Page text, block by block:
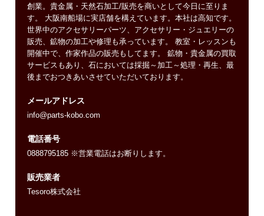
創業。貴金属・天然石加工/販売を商いとして今日に至りま
す。 大阪南船場に実店舗を構えています。本社は高知です。
世界中のアクセサリーパーツ、アクセサリー・ジュエリーの
販売、鉱物の加工や修理も承っています。 教室・レッスンも
開催中で、作家作品の販売もしてます。 鉱物・貴金属の買取
サービスもあり、石においては採掘～加工～処理・再生、最
後までおつきあいさせていただいております。
メールアドレス
info@parts-kobo.com
電話番号
0888795185 ※営業電話はお断りします。
販売業者
Tesoro株式会社